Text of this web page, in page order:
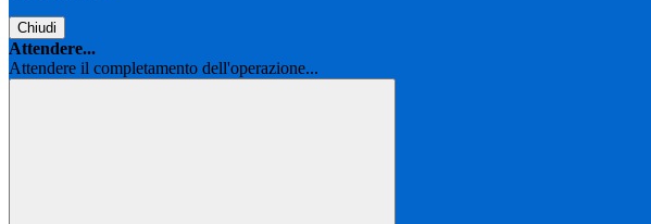
Chiudi
Attendere...
Attendere il completamento dell'operazione...